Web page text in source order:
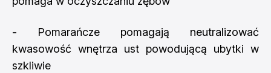
- Pomarańcze pomagają neutralizować
kwasowość wnętrza ust powodującą ubytki w
szkliwie